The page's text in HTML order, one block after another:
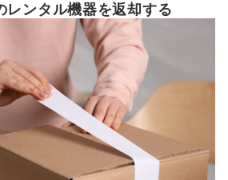
ンタル機器を返却する